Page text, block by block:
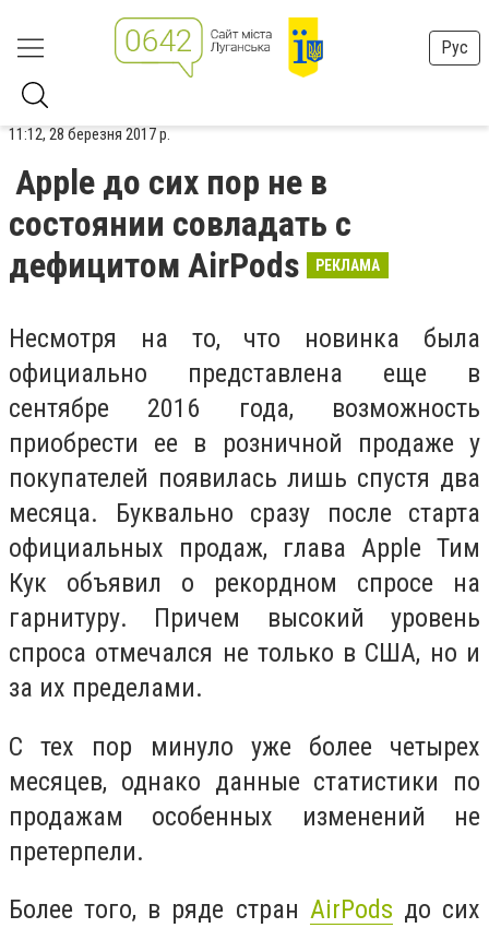
Рус
11:12, 28 березня 2017 р.
Apple до сих пор не в
состоянии совладать с
дефицитом AirPods
РЕКЛАМА
Несмотря на то, что новинка была
официально представлена еще в
сентябре 2016 года, возможность
приобрести ее в розничной продаже у
покупателей появилась лишь спустя два
месяца. Буквально сразу после старта
официальных продаж, глава Apple Тим
Кук объявил о рекордном спросе на
гарнитуру. Причем высокий уровень
спроса отмечался не только в США, но и
за их пределами.
С тех пор минуло уже более четырех
месяцев, однако данные статистики по
продажам особенных изменений не
претерпели.
Более того, в ряде стран AirPods до сих